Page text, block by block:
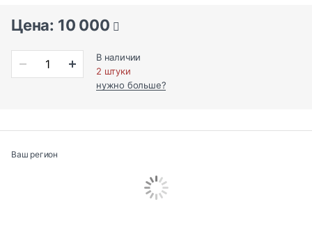
Цена: 10 000
В наличии
2 штуки
нужно больше?
Ваш регион